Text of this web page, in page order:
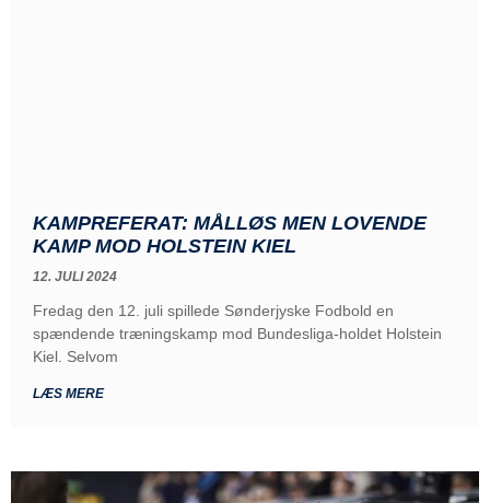
KAMPREFERAT: MÅLLØS MEN LOVENDE
KAMP MOD HOLSTEIN KIEL
12. JULI 2024
Fredag den 12. juli spillede Sønderjyske Fodbold en
spændende træningskamp mod Bundesliga-holdet Holstein
Kiel. Selvom
LÆS MERE